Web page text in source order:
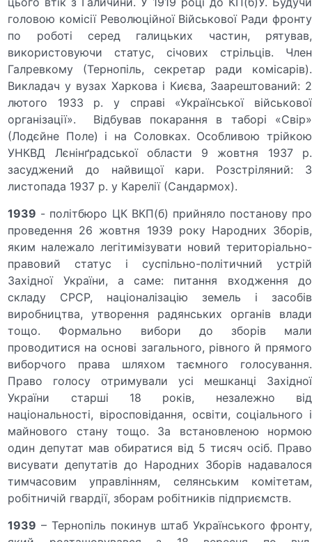
головою комісії Революційної Військової Ради фронту
по роботі серед галицьких частин, рятував,
використовуючи статус, січових стрільців. Член
Галревкому (Тернопіль, секретар ради комісарів).
Викладач у вузах Харкова і Києва, Заарештований: 2
лютого 1933 р. у справі «Української військової
організації». Відбував покарання в таборі «Свір»
(Лодєйне Поле) і на Соловках. Особливою трійкою
УНКВД Лєнінґрадської области 9 жовтня 1937 р.
засуджений до найвищої кари. Розстріляний: 3
листопада 1937 р. у Карелії (Сандармох).
1939 - політбюро ЦК ВКП(б) прийняло постанову про
проведення 26 жовтня 1939 року Народних Зборів,
яким належало легітимізувати новий територіально-
правовий статус і суспільно-політичний устрій
Західної України, а саме: питання входження до
складу СРСР, на­ціоналізацію земель і засобів
виробництва, утворення радянських органів влади
тощо. Формально вибори до зборів мали
проводитися на основі загального, рівного й прямого
виборчого права шляхом таємного голосування.
Право голосу отримували усі мешканці Західної
України старші 18 років, незалежно від
національності, віросповідання, освіти, соціального і
майнового стану тощо. За встановленою нормою
один депутат мав обиратися від 5 тисяч осіб. Право
висувати депутатів до Народних Зборів надавалося
тимчасовим управлінням, селянським комітетам,
робітничій гвардії, зборам робітників підприємств.
1939 – Тернопіль покинув штаб Українського фронту,